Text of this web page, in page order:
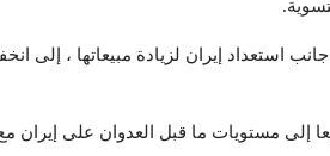
استعداد إيران لزيادة مبيعاتها ، إلى
إلى مستويات ما قبل العدوان على إيران